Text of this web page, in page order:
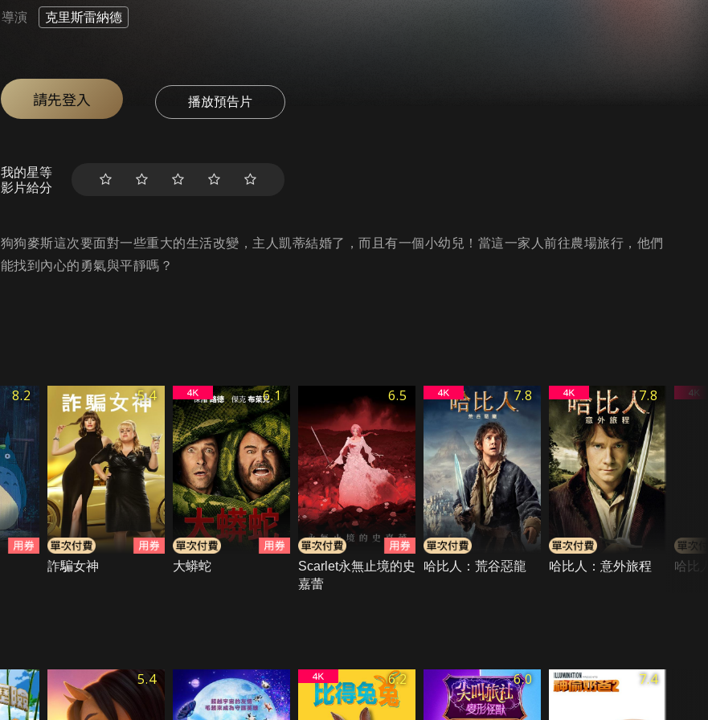
導演 克里斯雷納德
請先登入 播放預告片
我的星等
影片給分
狗狗麥斯這次要面對一些重大的生活改變，主人凱蒂結婚了，而且有一個小幼兒！當這一家人前往農場旅行，他們
能找到內心的勇氣與平靜嗎？
8.2 5.4
詐騙女神
6.1
大蟒蛇
6.5
Scarlet永無止境的史
嘉蕾
7.8
哈比人：荒谷惡龍
7.8
哈比人：意外旅程 哈比
5.4 6.2 6.0 7.4